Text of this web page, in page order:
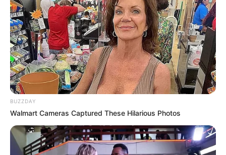
BUZZDAY
Walmart Cameras Captured These Hilarious Photos